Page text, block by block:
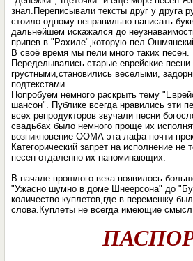
знал.Переписывали тексты друг у друга
стоило одному неправильно написать
дальнейшем искажался до
припев в "Рахиле",которую пел
В своё время мы пели много таких песен.
Переделывались старые еврейские
грустными,становились веселыми,
подтекстами.
Попробуем немного раскрыть тему
шансон". Публике всегда нравились эти
всех репродукторов звучали песни
свадьбах было немного проще их
возникновение ООМА эта лафа почти
Категорический запрет на исполнение не
песен отдаленно их напоминающих.
В начале прошлого века появилось
"Ужасно шумно в доме Шнеерсона" до
количество куплетов,где в перемешку
слова.Куплеты не всегда имеющие